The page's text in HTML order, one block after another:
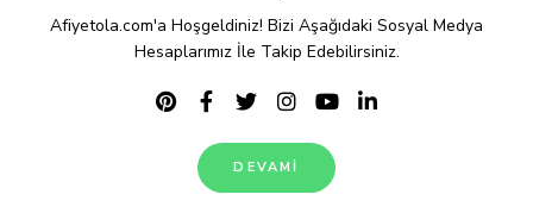
Afiyetola.com'a Hoşgeldiniz! Bizi Aşağıdaki Sosyal Medya
Hesaplarımız İle Takip Edebilirsiniz.
DEVAMI